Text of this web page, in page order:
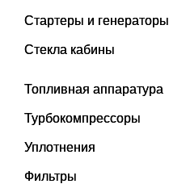
Стартеры и генераторы
Стекла кабины
Топливная аппаратура
Турбокомпрессоры
Уплотнения
Фильтры